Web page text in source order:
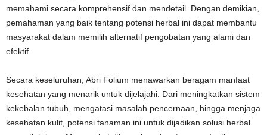
memahami secara komprehensif dan mendetail. Dengan demikian,
pemahaman yang baik tentang potensi herbal ini dapat membantu
masyarakat dalam memilih alternatif pengobatan yang alami dan
efektif.
Secara keseluruhan, Abri Folium menawarkan beragam manfaat
kesehatan yang menarik untuk dijelajahi. Dari meningkatkan sistem
kekebalan tubuh, mengatasi masalah pencernaan, hingga menjaga
kesehatan kulit, potensi tanaman ini untuk dijadikan solusi herbal